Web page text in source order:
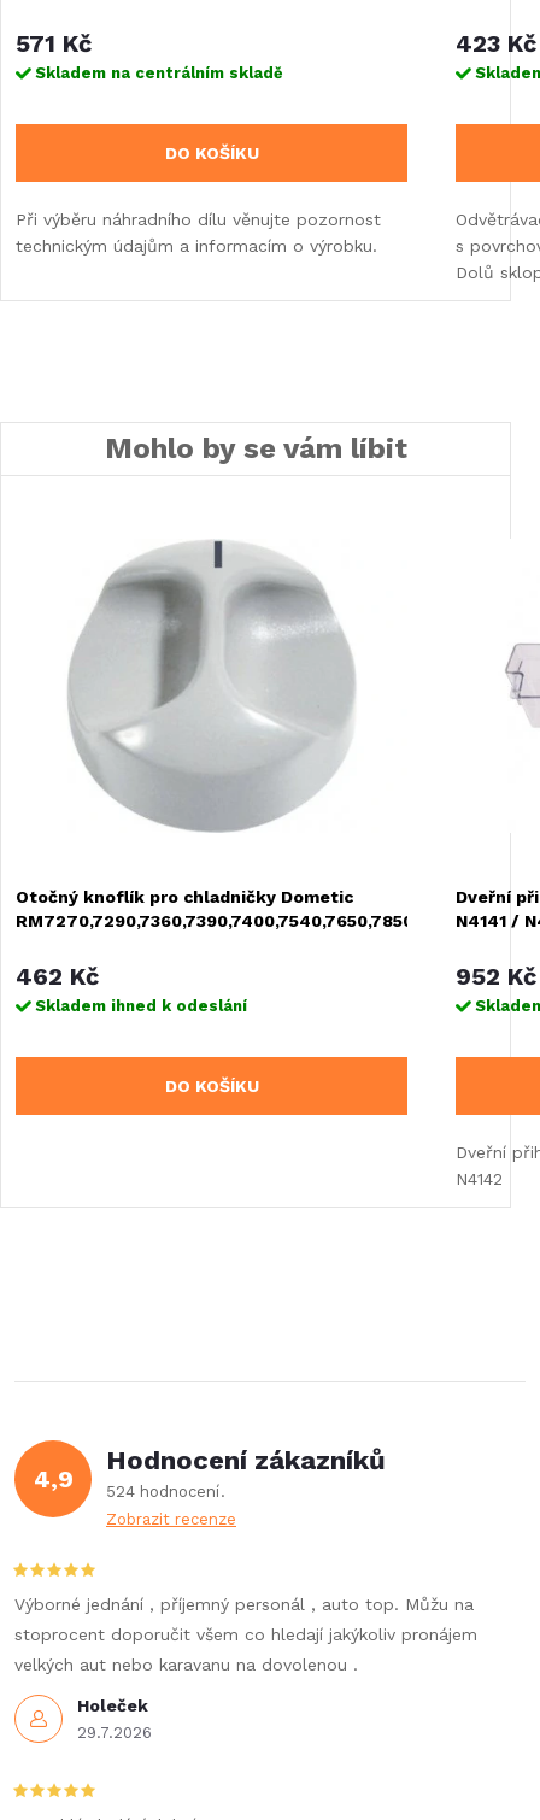
571 Kč
Skladem na centrálním skladě
DO KOŠÍKU
Při výběru náhradního dílu věnujte pozornost
technickým údajům a informacím o výrobku.
423 Kč
s
Dolů
Mohlo by se vám líbit
Otočný knoflík pro chladničky Dometic
RM7270,7290,7360,7390,7400,7540,7650,7850
462 Kč
Skladem ihned k odeslání
DO KOŠÍKU
Dveřní
N4141 /
952 Kč
Dveřní
N4142
4,9
Hodnocení zákazníků
524 hodnocení
Zobrazit recenze
Holeček
29.7.2026
Výborné jednání , příjemný personál , auto top. Můžu na
stoprocent doporučit všem co hledají jakýkoliv pronájem
velkých aut nebo karavanu na dovolenou .